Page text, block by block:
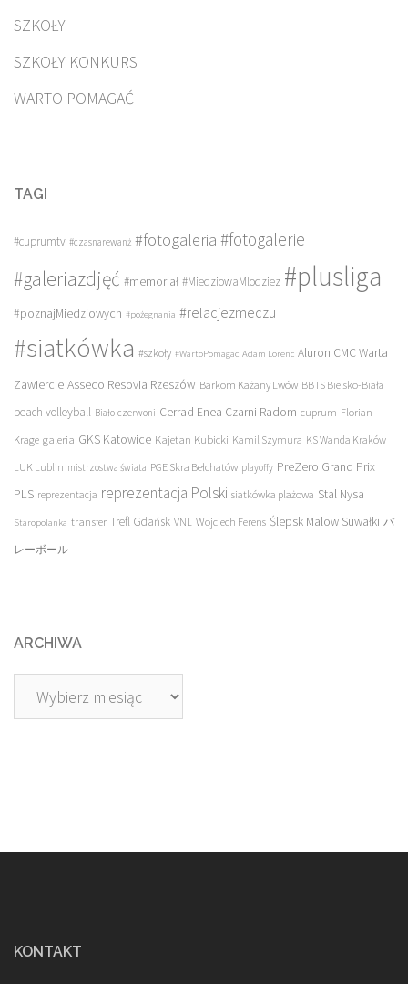
SZKOŁY
SZKOŁY KONKURS
WARTO POMAGAĆ
TAGI
#cuprumtv #czasnarewanż #fotogaleria #fotogalerie
#galeriazdjęć #memoriał #MiedziowaMlodziez #plusliga
#poznajMiedziowych #pożegnania #relacjezmeczu
#siatkówka #szkoły #WartoPomagac Adam Lorenc Aluron CMC Warta
Zawiercie Asseco Resovia Rzeszów Barkom Każany Lwów BBTS Bielsko-Biała
beach volleyball Biało-czerwoni Cerrad Enea Czarni Radom cuprum Florian
Krage galeria GKS Katowice Kajetan Kubicki Kamil Szymura KS Wanda Kraków
LUK Lublin mistrzostwa świata PGE Skra Bełchatów playoffy PreZero Grand Prix
PLS reprezentacja reprezentacja Polski siatkówka plażowa Stal Nysa
Staropolanka transfer Trefl Gdańsk VNL Wojciech Ferens Ślepsk Malow Suwałki バ
レーボール
ARCHIWA
Archiwa
KONTAKT